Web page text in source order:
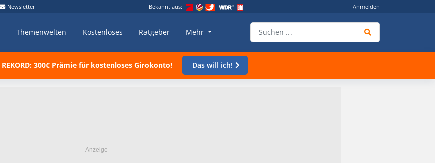
Newsletter Bekannt aus: Anmelden
Themenwelten Kostenloses Ratgeber Mehr
REKORD: 300€ Prämie für kostenloses Girokonto! Das will ich!